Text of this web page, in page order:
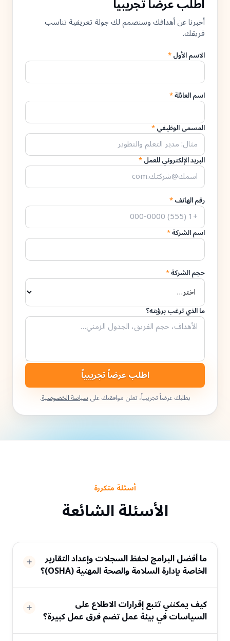
أخبرنا عن أهدافك وسنصمم لك جولة تعريفية تناسب
فريقك.
الاسم الأول*
اسم العائلة*
المسمى الوظيفي*
البريد الإلكتروني للعمل*
رقم الهاتف*
اسم الشركة*
حجم الشركة*
ما الذي ترغب برؤيته؟
اطلب عرضاً تجريبياً
بطلبك عرضاً تجريبياً، تعلن موافقتك علىسياسة الخصوصية.
أسئلة متكررة
الأسئلة الشائعة
ما أفضل البرامج لحفظ السجلات وإعداد التقارير
الخاصة بإدارة السلامة والصحة المهنية (OSHA)؟
كيف يمكنني تتبع إقرارات الاطلاع على
السياسات في بيئة عمل تضم فرق عمل كبيرة؟